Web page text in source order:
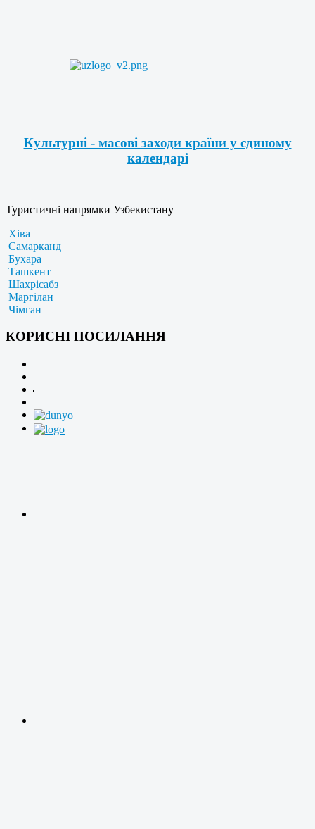
Культурні - масові заходи країни у єдиному
календарі
Туристичні напрямки Узбекистану
Хіва
Самарканд
Бухара
Ташкент
Шахрісабз
Маргілан
Чімган
КОРИСНІ ПОСИЛАННЯ